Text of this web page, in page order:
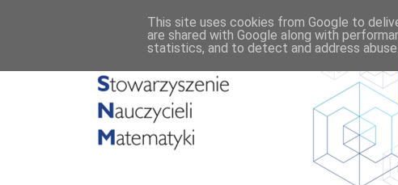
This site uses cookies from Google to
are shared with Google along with
statistics, and to detect and address abuse.